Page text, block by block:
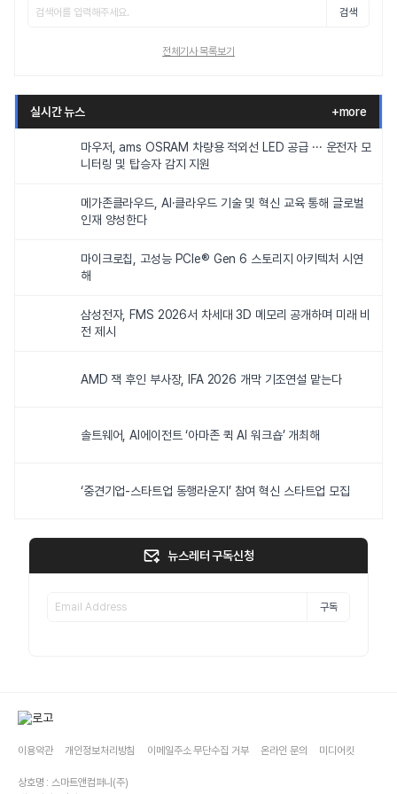
검색
전체기사 목록보기
실시간 뉴스 +more
마우저, ams OSRAM 차량용 적외선 LED 공급 ··· 운전자 모
니터링 및 탑승자 감지 지원
메가존클라우드, AI·클라우드 기술 및 혁신 교육 통해 글로벌
인재 양성한다
마이크로칩, 고성능 PCIe® Gen 6 스토리지 아키텍처 시연
해
삼성전자, FMS 2026서 차세대 3D 메모리 공개하며 미래 비
전 제시
AMD 잭 후인 부사장, IFA 2026 개막 기조연설 맡는다
솔트웨어, AI에이전트 ‘아마존 퀵 AI 워크숍’ 개최해
‘중견기업-스타트업 동행라운지’ 참여 혁신 스타트업 모집
뉴스레터 구독신청
구독
이용약관 개인정보처리방침 이메일주소 무단수집 거부 온라인 문의 미디어킷
상호명 : 스마트앤컴퍼니(주)